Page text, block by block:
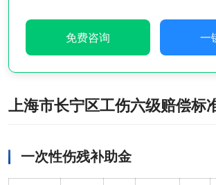
免费咨询 一
上海市长宁区工伤六级赔偿标
一次性伤残补助金